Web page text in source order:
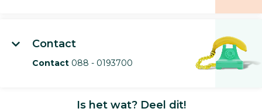
Contact
Contact 088 - 0193700
Is het wat? Deel dit!